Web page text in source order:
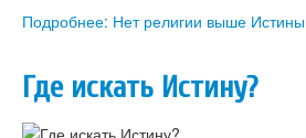
Подробнее: Нет религии выше Истины
Где искать Истину?